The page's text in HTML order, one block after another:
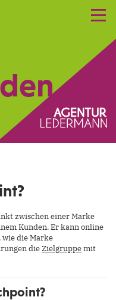
zwischen einer Marke
Kunden. Er kann online
die Marke
dieZielgruppemit